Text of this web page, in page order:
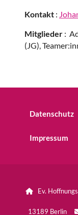
Kontakt :
Mitglieder :
(JG),
Datenschutz
Impressum
Ev.
13189 Berlin